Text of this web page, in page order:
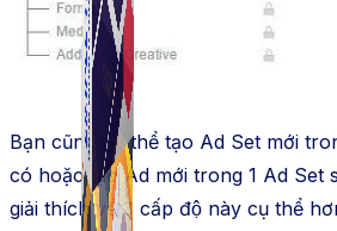
Bạn cũng có thể tạo Ad Set mới
có hoặc tạo Ad mới trong 1 Ad Set
giải thích về 3 cấp độ này cụ thể